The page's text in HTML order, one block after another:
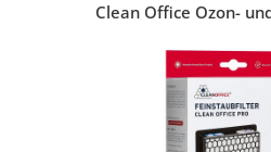
Clean Office Ozon-